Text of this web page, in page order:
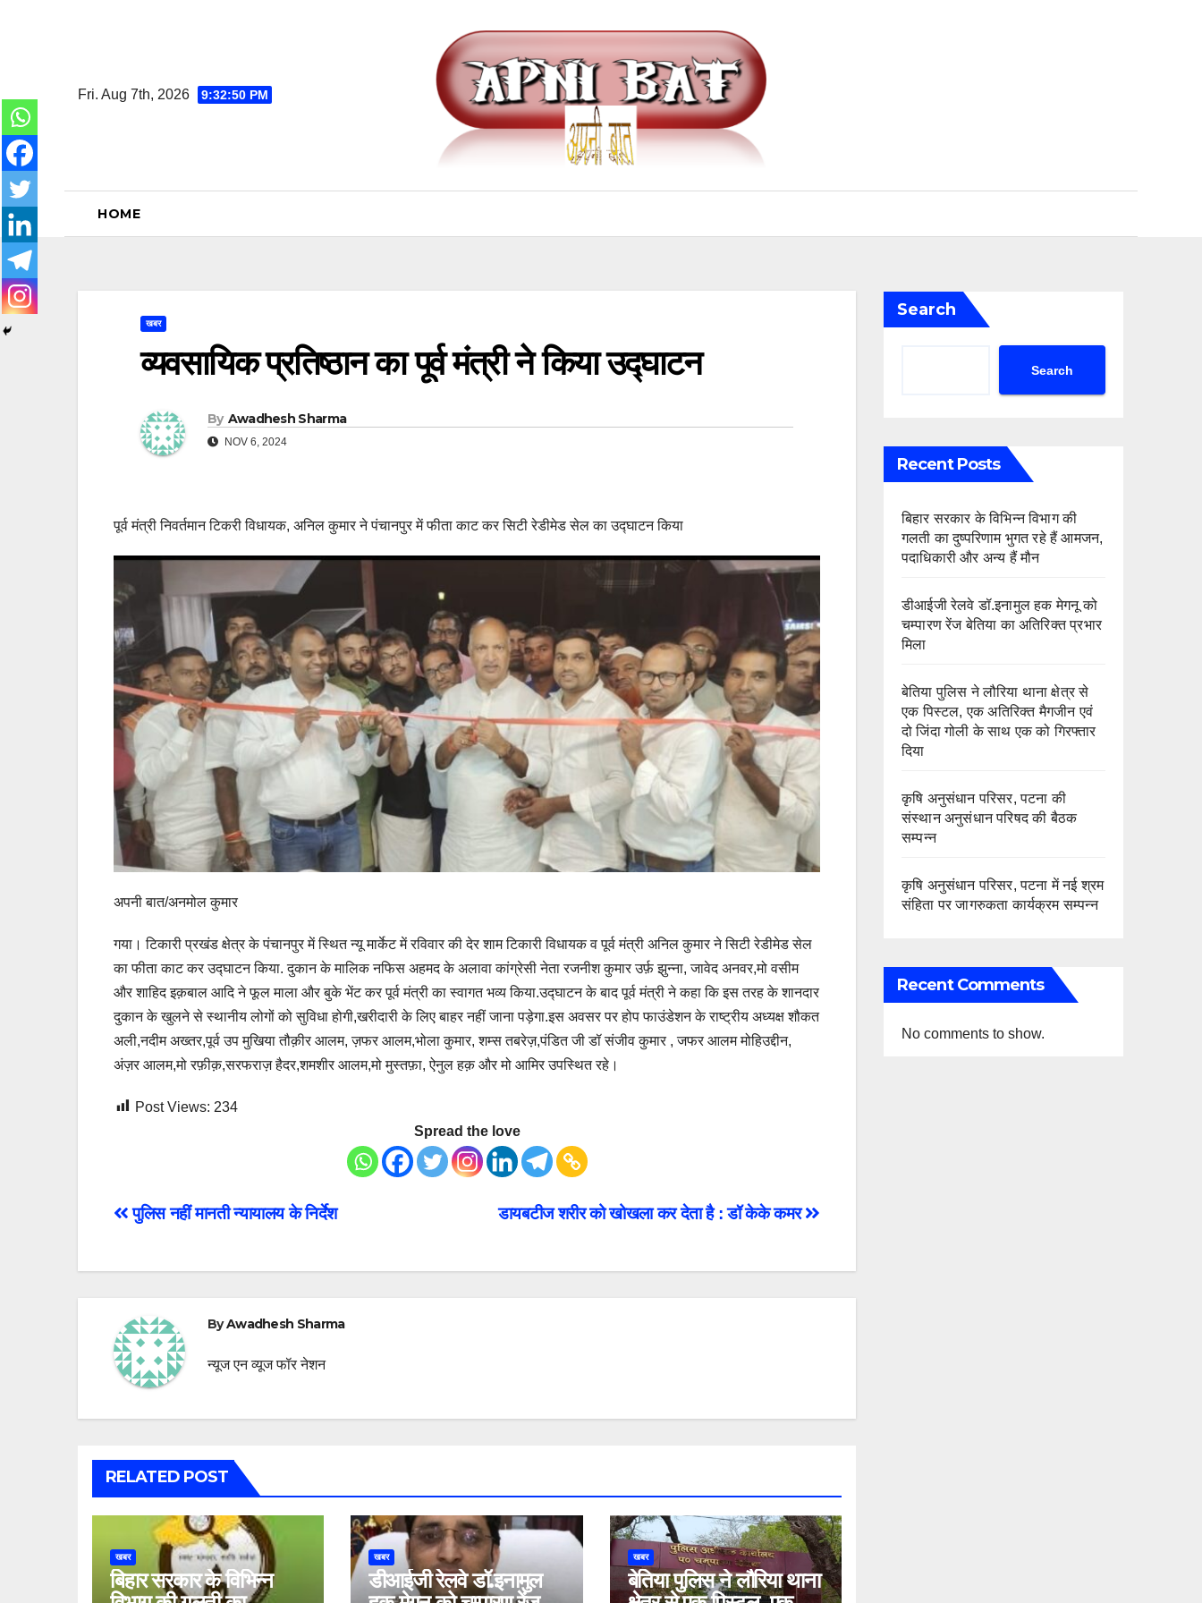
Fri. Aug 7th, 2026
9:32:51 PM
HOME
खबर
व्यवसायिक प्रतिष्ठान का पूर्व मंत्री ने किया उद्घाटन
By Awadhesh Sharma
NOV 6, 2024
पूर्व मंत्री निवर्तमान टिकरी विधायक, अनिल कुमार ने पंचानपुर में फीता काट कर सिटी रेडीमेड सेल का उद्घाटन किया
अपनी बात/अनमोल कुमार
गया। टिकारी प्रखंड क्षेत्र के पंचानपुर में स्थित न्यू मार्केट में रविवार की देर शाम टिकारी विधायक व पूर्व मंत्री अनिल कुमार ने सिटी रेडीमेड सेल
का फीता काट कर उद्घाटन किया. दुकान के मालिक नफिस अहमद के अलावा कांग्रेसी नेता रजनीश कुमार उर्फ़ झुन्ना, जावेद अनवर,मो वसीम
और शाहिद इक़बाल आदि ने फूल माला और बुके भेंट कर पूर्व मंत्री का स्वागत भव्य किया.उद्घाटन के बाद पूर्व मंत्री ने कहा कि इस तरह के शानदार
दुकान के खुलने से स्थानीय लोगों को सुविधा होगी,खरीदारी के लिए बाहर नहीं जाना पड़ेगा.इस अवसर पर होप फाउंडेशन के राष्ट्रीय अध्यक्ष शौकत
अली,नदीम अख्तर,पूर्व उप मुखिया तौक़ीर आलम, ज़फर आलम,भोला कुमार, शम्स तबरेज़,पंडित जी डॉ संजीव कुमार , जफर आलम मोहिउद्दीन,
अंज़र आलम,मो रफ़ीक़,सरफराज़ हैदर,शमशीर आलम,मो मुस्तफ़ा, ऐनुल हक़ और मो आमिर उपस्थित रहे।
Post Views: 234
Spread the love
Post
डायबटीज शरीर को खोखला कर देता है : डॉ केके कमर
पुलिस नहीं मानती न्यायालय के निर्देश
ByAwadhesh Sharma
न्यूज एन व्यूज फॉर नेशन
RELATED POST
खबर
बिहार सरकार के विभिन्न
खबर
डीआईजी रेलवे डॉ.इनामुल
खबर
बेतिया पुलिस ने लौरिया थाना
Search
Search
Recent Posts
बिहार सरकार के विभिन्न विभाग की
गलती का दुष्परिणाम भुगत रहे हैं आमजन,
पदाधिकारी और अन्य हैं मौन
डीआईजी रेलवे डॉ.इनामुल हक मेगनू को
चम्पारण रेंज बेतिया का अतिरिक्त प्रभार
मिला
बेतिया पुलिस ने लौरिया थाना क्षेत्र से
एक पिस्टल, एक अतिरिक्त मैगजीन एवं
दो जिंदा गोली के साथ एक को गिरफ्तार
दिया
कृषि अनुसंधान परिसर, पटना की
संस्थान अनुसंधान परिषद की बैठक
सम्पन्न
कृषि अनुसंधान परिसर, पटना में नई श्रम
संहिता पर जागरुकता कार्यक्रम सम्पन्न
Recent Comments
No comments to show.